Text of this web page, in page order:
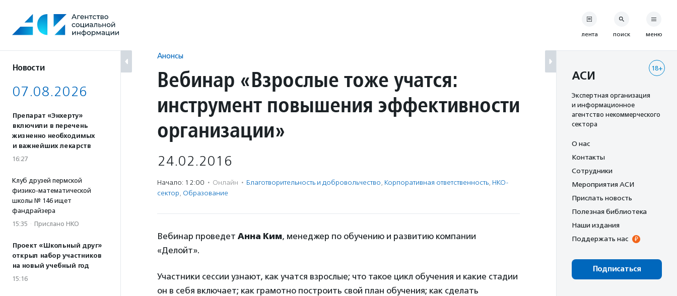
содержанию
Новости
07.08.2026
Препарат «Энхерту»
включили в перечень
жизненно необходимых
и важнейших лекарств
16:27
Клуб друзей пермской
физико-математической
школы № 146 ищет
фандрайзера
15:35 · Прислано НКО
Проект «Школьный друг»
открыл набор участников
на новый учебный год
15:16
Анонсы
Вебинар «Взрослые тоже учатся:
инструмент повышения эффективности
организации»
24.02.2016
Начало: 12:00 · Онлайн · Благотвори­тель­ность и доброволь­чест­во, Корпоративная ответственность, НКО-
сектор, Образование
Вебинар проведет Анна Ким, менеджер по обучению и развитию компании
«Делойт».
Участники сессии узнают, как учатся взрослые; что такое цикл обучения и какие стадии
он в себя включает; как грамотно построить свой план обучения; как сделать
лента поиск меню
18+
АСИ
Экспертная организация
и информационное
агентство некоммерческого
сектора
О нас
Контакты
Сотрудники
Мероприятия АСИ
Прислать новость
Полезная библиотека
Наши издания
Поддержать нас
Подписаться